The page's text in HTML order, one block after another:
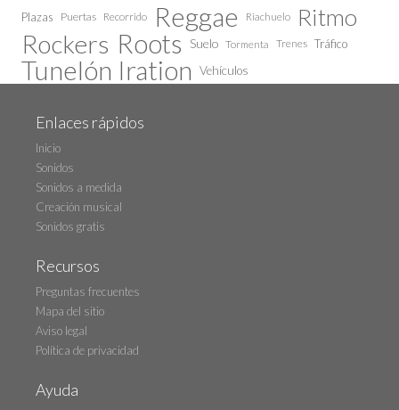
Plazas Puertas Recorrido Reggae Riachuelo Ritmo
Rockers Roots Suelo Tormenta Trenes Tráfico
Tunelón Iration Vehículos
Enlaces rápidos
Inicio
Sonidos
Sonidos a medida
Creación musical
Sonidos gratis
Recursos
Preguntas frecuentes
Mapa del sitio
Aviso legal
Política de privacidad
Ayuda